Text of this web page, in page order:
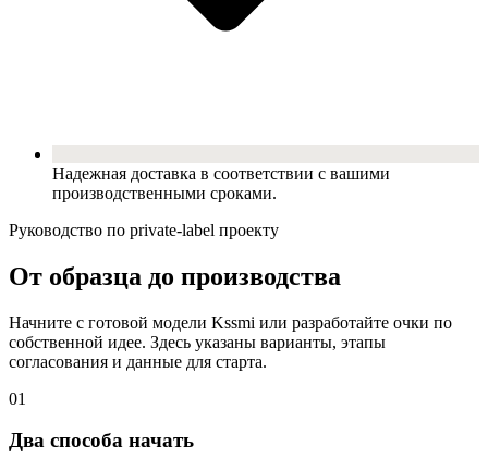
Надежная доставка в соответствии с вашими
производственными сроками.
Руководство по private-label проекту
От образца до производства
Начните с готовой модели Kssmi или разработайте очки по
собственной идее. Здесь указаны варианты, этапы
согласования и данные для старта.
01
Два способа начать